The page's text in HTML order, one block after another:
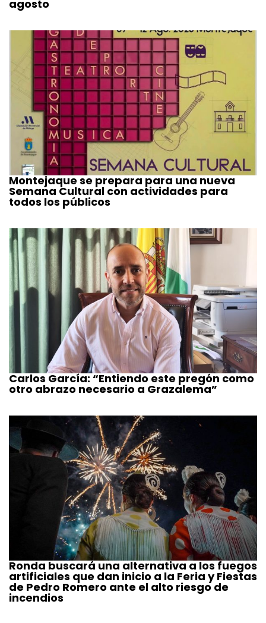
agosto
Montejaque se prepara para una nueva
Semana Cultural con actividades para
todos los públicos
Carlos García: “Entiendo este pregón como
otro abrazo necesario a Grazalema”
Ronda buscará una alternativa a los fuegos
artificiales que dan inicio a la Feria y Fiestas
de Pedro Romero ante el alto riesgo de
incendios